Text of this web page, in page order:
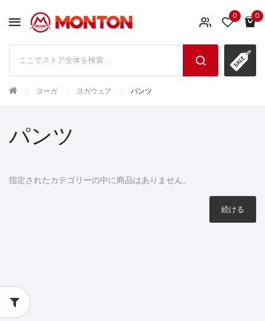
0 0
ヨーガ ヨガウェア パンツ
パンツ
指定されたカテゴリーの中に商品はありません。
続ける